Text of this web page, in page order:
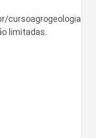
limitadas.